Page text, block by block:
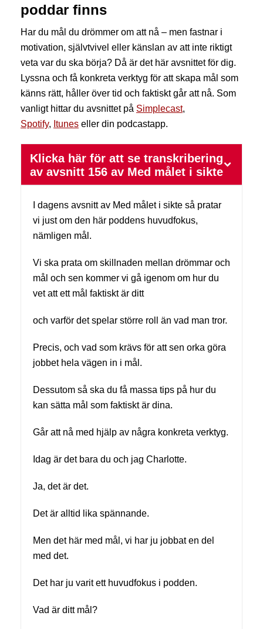
poddar finns
Har du mål du drömmer om att nå – men fastnar i
motivation, självtvivel eller känslan av att inte riktigt
veta var du ska börja? Då är det här avsnittet för dig.
Lyssna och få konkreta verktyg för att skapa mål som
känns rätt, håller över tid och faktiskt går att nå. Som
vanligt hittar du avsnittet på Simplecast,
Spotify, Itunes eller din podcastapp.
Klicka här för att se transkribering
av avsnitt 156 av Med målet i sikte
I dagens avsnitt av Med målet i sikte så pratar
vi just om den här poddens huvudfokus,
nämligen mål.
Vi ska prata om skillnaden mellan drömmar och
mål och sen kommer vi gå igenom om hur du
vet att ett mål faktiskt är ditt
och varför det spelar större roll än vad man tror.
Precis, och vad som krävs för att sen orka göra
jobbet hela vägen in i mål.
Dessutom så ska du få massa tips på hur du
kan sätta mål som faktiskt är dina.
Går att nå med hjälp av några konkreta verktyg.
Idag är det bara du och jag Charlotte.
Ja, det är det.
Det är alltid lika spännande.
Men det här med mål, vi har ju jobbat en del
med det.
Det har ju varit ett huvudfokus i podden.
Vad är ditt mål?